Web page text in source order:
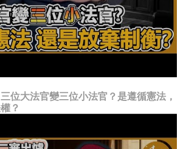
位大法官變三位小法官？是遵循憲法，
？